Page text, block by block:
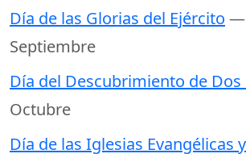
Día de las Glorias del Ejército —
Septiembre
Día del Descubrimiento de
Octubre
Día de las Iglesias Evangélicas